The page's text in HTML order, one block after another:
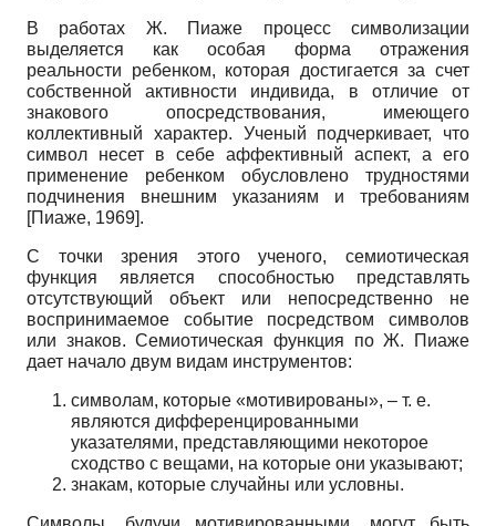
В работах Ж. Пиаже процесс символизации
выделяется как особая форма отражения
реальности ребенком, которая достигается за счет
собственной активности индивида, в отличие от
знакового опосредствования, имеющего
коллективный характер. Ученый подчеркивает, что
символ несет в себе аффективный аспект, а его
применение ребенком обусловлено трудностями
подчинения внешним указаниям и требованиям
[Пиаже, 1969].
С точки зрения этого ученого, семиотическая
функция является способностью представлять
отсутствующий объект или непосредственно не
воспринимаемое событие посредством символов
или знаков. Семиотическая функция по Ж. Пиаже
дает начало двум видам инструментов:
символам, которые «мотивированы», – т. е.
являются дифференцированными
указателями, представляющими некоторое
сходство с вещами, на которые они указывают;
знакам, которые случайны или условны.